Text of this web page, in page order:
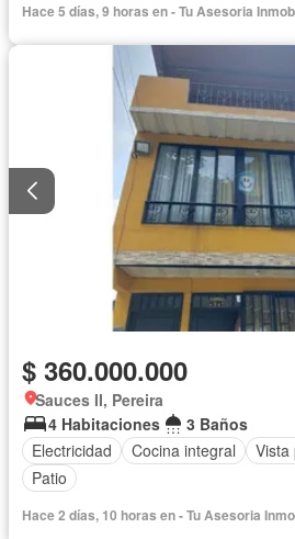
Hace 5 días, 9 horas en - Tu Asesoria
$ 360.000.000
Sauces II, Pereira
4 Habitaciones
3 Baños
Electricidad
Cocina integral Vista
Patio
Hace 2 días, 10 horas en - Tu Asesoria